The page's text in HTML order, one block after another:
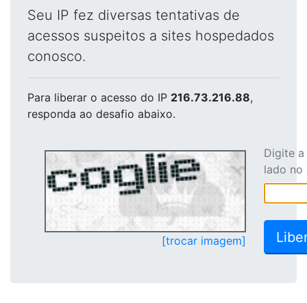
Seu IP fez diversas tentativas de
acessos suspeitos a sites hospedados
conosco.
Para liberar o acesso do IP 216.73.216.88,
responda ao desafio abaixo.
[trocar imagem]
Digite
lado no